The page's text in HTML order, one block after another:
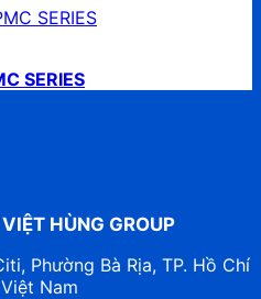
SERIES
HÙNG GROUP
Phường Bà Rịa, TP. Hồ Chí
Nam